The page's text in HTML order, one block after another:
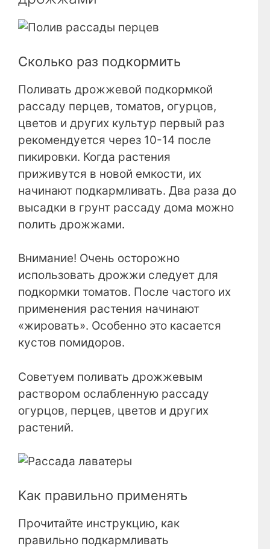
Сколько раз подкормить
Поливать дрожжевой подкормкой
рассаду перцев, томатов, огурцов,
цветов и других культур первый раз
рекомендуется через 10-14 после
пикировки. Когда растения
приживутся в новой емкости, их
начинают подкармливать. Два раза до
высадки в грунт рассаду дома можно
полить дрожжами.
Внимание! Очень осторожно
использовать дрожжи следует для
подкормки томатов. После частого их
применения растения начинают
«жировать». Особенно это касается
кустов помидоров.
Советуем поливать дрожжевым
раствором ослабленную рассаду
огурцов, перцев, цветов и других
растений.
Как правильно применять
Прочитайте инструкцию, как
правильно подкармливать